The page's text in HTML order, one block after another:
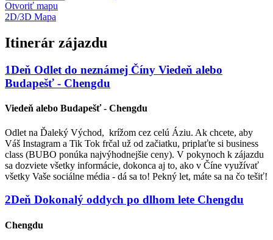
Otvoriť mapu
2D/3D Mapa
Itinerár zájazdu
1Deň Odlet do neznámej Číny Viedeň alebo
Budapešť - Chengdu
Viedeň alebo Budapešť - Chengdu
Odlet na Ďaleký Východ, krížom cez celú Áziu. Ak chcete, aby
Váš Instagram a Tik Tok frčal už od začiatku, priplaťte si business
class (BUBO ponúka najvýhodnejšie ceny). V pokynoch k zájazdu
sa dozviete všetky informácie, dokonca aj to, ako v Číne využívať
všetky Vaše sociálne média - dá sa to! Pekný let, máte sa na čo tešiť!
2Deň Dokonalý oddych po dlhom lete Chengdu
Chengdu